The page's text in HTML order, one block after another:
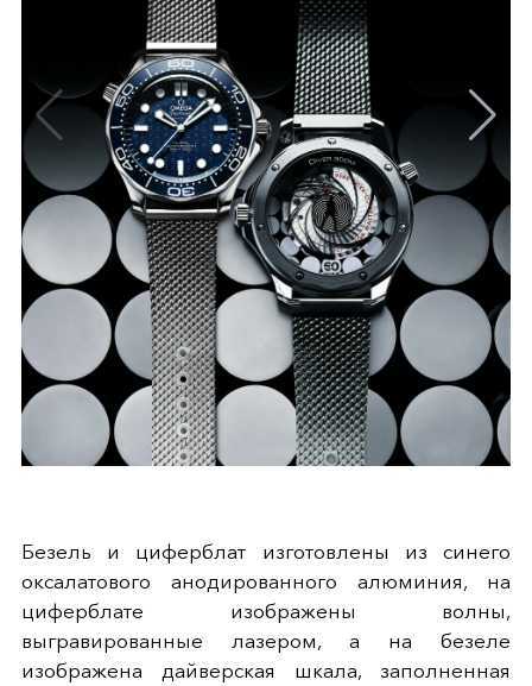
Безель и циферблат изготовлены из синего
оксалатового анодированного алюминия, на
циферблате изображены волны,
выгравированные лазером, а на безеле
изображена дайверская шкала, заполненная